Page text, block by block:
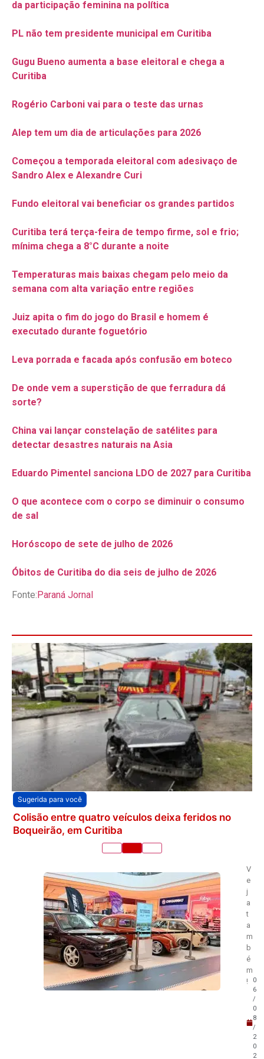
da participação feminina na política
PL não tem presidente municipal em Curitiba
Gugu Bueno aumenta a base eleitoral e chega a
Curitiba
Rogério Carboni vai para o teste das urnas
Alep tem um dia de articulações para 2026
Começou a temporada eleitoral com adesivaço de
Sandro Alex e Alexandre Curi
Fundo eleitoral vai beneficiar os grandes partidos
Curitiba terá terça-feira de tempo firme, sol e frio;
mínima chega a 8°C durante a noite
Temperaturas mais baixas chegam pelo meio da
semana com alta variação entre regiões
Juiz apita o fim do jogo do Brasil e homem é
executado durante foguetório
Leva porrada e facada após confusão em boteco
De onde vem a superstição de que ferradura dá
sorte?
China vai lançar constelação de satélites para
detectar desastres naturais na Asia
Eduardo Pimentel sanciona LDO de 2027 para Curitiba
O que acontece com o corpo se diminuir o consumo
de sal
Horóscopo de sete de julho de 2026
Óbitos de Curitiba do dia seis de julho de 2026
Fonte: Paraná Jornal
Sugerida para você
Colisão entre quatro veículos deixa feridos no
Boqueirão, em Curitiba
V
e
j
a
t
a
m
b
é
m
!
0
6
/
0
8
/
2
0
2